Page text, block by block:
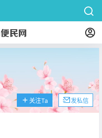
关注Ta 发私信